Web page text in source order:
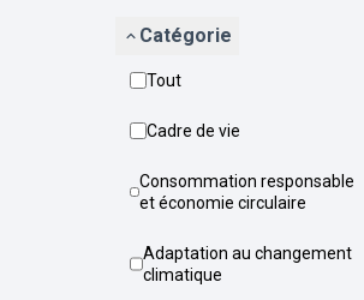
Catégorie
Tout
Cadre de vie
Consommation responsable
et économie circulaire
Adaptation au changement
climatique